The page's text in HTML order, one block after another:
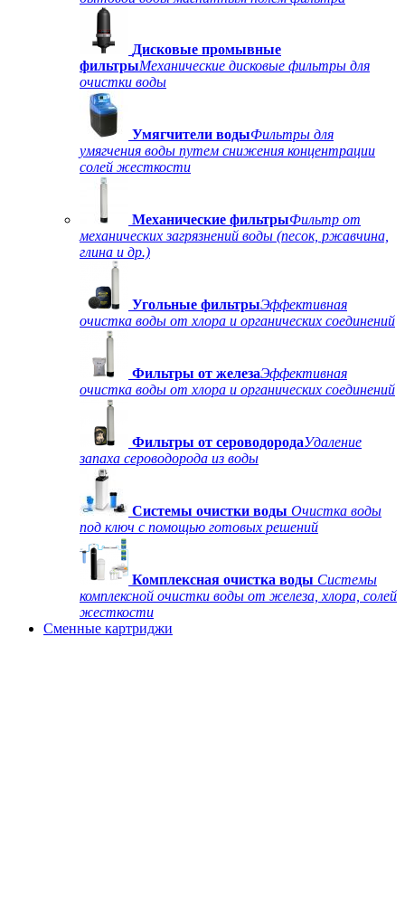
Дисковые промывные
фильтрыМеханические дисковые фильтры для
очистки воды
Умягчители водыФильтры для
умягчения воды путем снижения концентрации
солей жесткости
Механические фильтрыФильтр от
механических загрязнений воды (песок, ржавчина,
глина и др.)
Угольные фильтрыЭффективная
очистка воды от хлора и органических соединений
Фильтры от железаЭффективная
очистка воды от хлора и органических соединений
Фильтры от сероводородаУдаление
запаха сероводорода из воды
Системы очистки воды Очистка воды
под ключ с помощью готовых решений
Комплексная очистка воды Системы
комплексной очистки воды от железа, хлора, солей
жесткости
Сменные картриджи